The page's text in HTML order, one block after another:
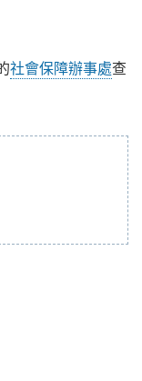
社會保障辦事處查